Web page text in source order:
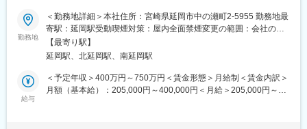
ねていくことが可能です。
■電気エンジニアの社員の声：
前職は不規則な勤務だったが、現在は残業や夜勤がなく働きやす
い環境で部品データ作成に従事。上司にも相談しやすく安心して
成長できます。より深く車づくりに関わりたいと考えており、進
路に迷う人にも一歩踏み出すきっかけとして勧めたいです。
■職務概要
・『工業用樹脂バルブ』を世界で初めて開発した当社にて、半導
体工場向けの製品開発をお任せします。
・最先端の半導体製造を支える“薬液・超純水の流れをつくる”仕事
です。延岡にいながら、世界の半導体工場で使われる製品開発に
携われます。
勤務地
＜勤務地詳細＞本社住所：宮崎県延岡市中の瀬町2-5955 勤務地最
寄駅：延岡駅受動喫煙対策：屋内全面禁煙変更の範囲：会社の定
める事業所（リモートワーク含む）
【最寄り駅】
延岡駅、北延岡駅、南延岡駅
給与
＜予定年収＞400万円～750万円＜賃金形態＞月給制＜賃金内訳＞
月額（基本給）：205,000円～400,000円＜月給＞205,000円～